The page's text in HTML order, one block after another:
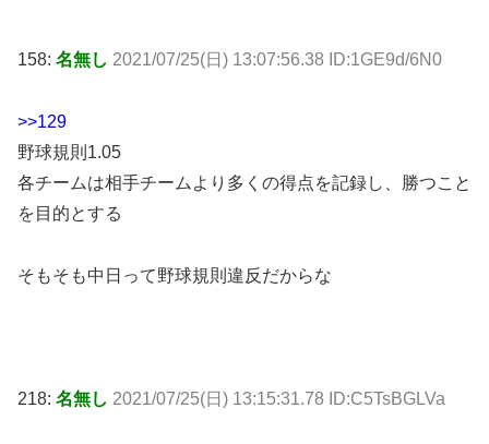
158: 名無し 2021/07/25(日) 13:07:56.38 ID:1GE9d/6N0
>>129
野球規則1.05
各チームは相手チームより多くの得点を記録し、勝つこと
を目的とする
そもそも中日って野球規則違反だからな
218: 名無し 2021/07/25(日) 13:15:31.78 ID:C5TsBGLVa